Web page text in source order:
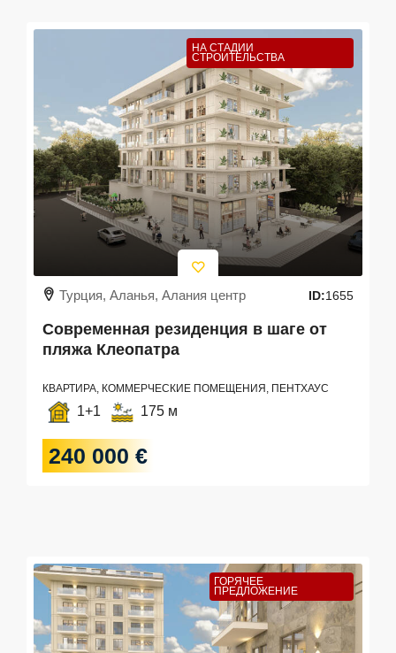
НА СТАДИИ
СТРОИТЕЛЬСТВА
Турция, Аланья, Алания центр ID:1655
Современная резиденция в шаге от
пляжа Клеопатра
КВАРТИРА, КОММЕРЧЕСКИЕ ПОМЕЩЕНИЯ, ПЕНТХАУС
1+1 175 м
240 000 €
ГОРЯЧЕЕ
ПРЕДЛОЖЕНИЕ